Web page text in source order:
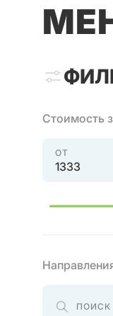
Стоимость
ОТ
ПОИСК